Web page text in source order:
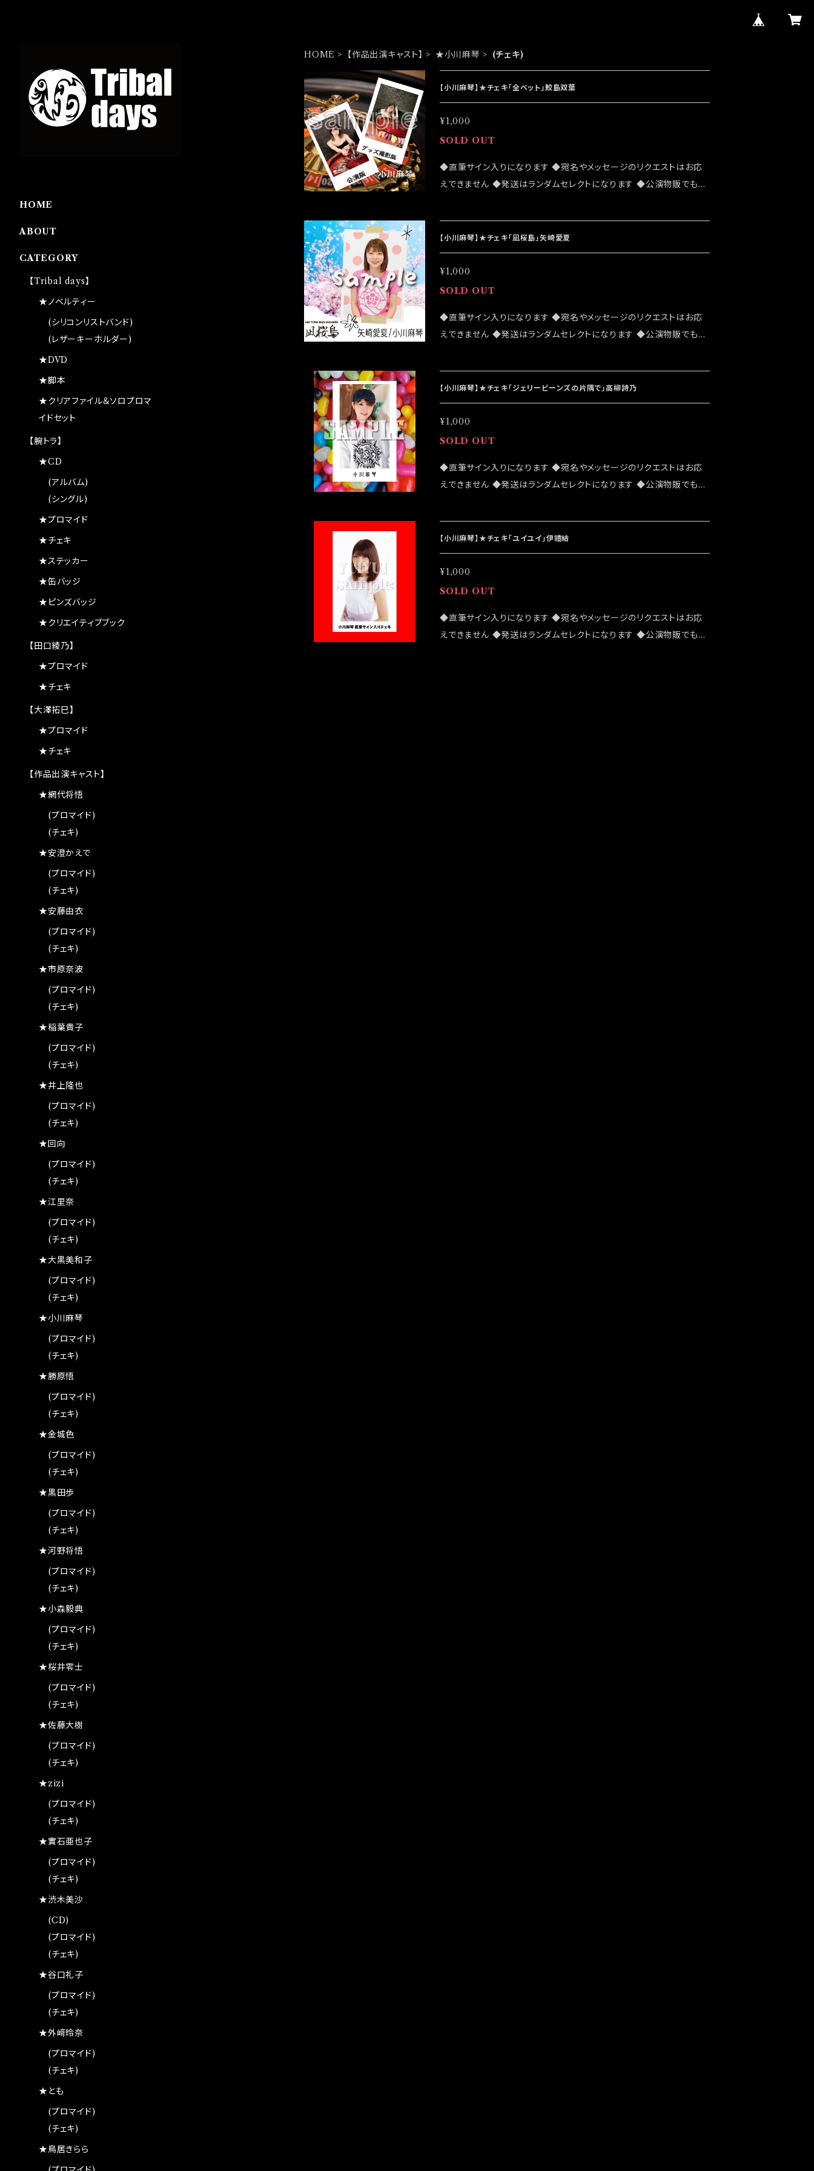
HOME 【作品出演キャスト】 ★小川麻琴 (チェキ)
【小川麻琴】★チェキ「全ベット」鮫島双葉
¥1,000
SOLD OUT
◆直筆サイン入りになります ◆宛名やメッセージのリクエストはお応
えできません ◆発送はランダムセレクトになります ◆公演物販でも販
客様はこちらのオンラインショップでのご注文をお願い致します ◆発送
は2022/11/13 イベント「全ベット大感謝祭」後になります
【小川麻琴】★チェキ「凪桜島」矢崎愛夏
¥1,000
SOLD OUT
◆直筆サイン入りになります ◆宛名やメッセージのリクエストはお応
えできません ◆発送はランダムセレクトになります ◆公演物販でも販
客様はこちらのオンラインショップでのご注文をお願い致します ◆発送
は 2022/03/20イベント「大感謝祭」後になります
【小川麻琴】★チェキ「ジェリービーンズの片隅で」高柳詩乃
¥1,000
SOLD OUT
◆直筆サイン入りになります ◆宛名やメッセージのリクエストはお応
えできません ◆発送はランダムセレクトになります ◆公演物販でも販
客様はこちらのオンラインショップでのご注文をお願い致します ◆発送
は12/4イベント「大感謝祭」後になります
【小川麻琴】★チェキ「ユイユイ」伊禮結
¥1,000
SOLD OUT
◆直筆サイン入りになります ◆宛名やメッセージのリクエストはお応
えできません ◆発送はランダムセレクトになります ◆公演物販でも販
HOME
ABOUT
CATEGORY
【Tribal days】
★ノベルティー
(シリコンリストバンド)
(レザーキーホルダー)
★DVD
★脚本
★クリアファイル＆ソロプロマ
イドセット
【腕トラ】
★CD
(アルバム)
(シングル)
★プロマイド
★チェキ
★ステッカー
★缶バッジ
★ピンズバッジ
★クリエイティブブック
【田口綾乃】
★プロマイド
★チェキ
【大澤拓巳】
★プロマイド
★チェキ
【作品出演キャスト】
★網代将悟
(プロマイド)
(チェキ)
★安澄かえで
(プロマイド)
(チェキ)
★安藤由衣
(プロマイド)
(チェキ)
★市原奈波
(プロマイド)
(チェキ)
★稲葉貴子
(プロマイド)
(チェキ)
★井上隆也
(プロマイド)
(チェキ)
★回向
(プロマイド)
(チェキ)
★江里奈
(プロマイド)
(チェキ)
★大黒美和子
(プロマイド)
(チェキ)
★小川麻琴
(プロマイド)
(チェキ)
★勝原悟
(プロマイド)
(チェキ)
★金城色
(プロマイド)
(チェキ)
★黒田歩
(プロマイド)
(チェキ)
★河野将悟
(プロマイド)
(チェキ)
★小森毅典
(プロマイド)
(チェキ)
★桜井零士
(プロマイド)
(チェキ)
★佐藤大樹
(プロマイド)
(チェキ)
★zizi
(プロマイド)
(チェキ)
★實石亜也子
(プロマイド)
(チェキ)
★渋木美沙
(CD)
(プロマイド)
(チェキ)
★谷口礼子
(プロマイド)
(チェキ)
★外﨑玲奈
(プロマイド)
(チェキ)
★とも
(プロマイド)
(チェキ)
★鳥居きらら